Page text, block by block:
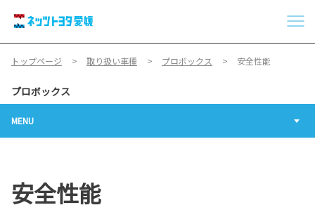
トップページ 取り扱い車種 プロボックス 安全性能
プロボックス
MENU
安全性能